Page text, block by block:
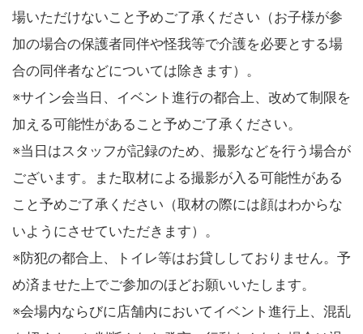
場いただけないこと予めご了承ください（お子様が参
加の場合の保護者同伴や怪我等で介護を必要とする場
合の同伴者などについては除きます）。
※サイン会当日、イベント進行の都合上、改めて制限を
加える可能性があること予めご了承ください。
※当日はスタッフが記録のため、撮影などを行う場合が
ございます。また取材による撮影が入る可能性がある
こと予めご了承ください（取材の際には顔はわからな
いようにさせていただきます）。
※防犯の都合上、トイレ等はお貸ししておりません。予
め済ませた上でご参加のほどお願いいたします。
※会場内ならびに店舗内においてイベント進行上、混乱